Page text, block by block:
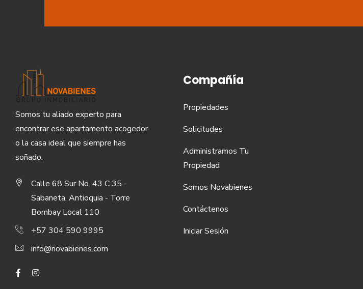
Somos tu aliado experto para
encontrar ese apartamento acogedor
o la casa ideal que siempre has
soñado.
Calle 68 Sur No. 43 C 35 -
Sabaneta, Antioquia - Torre
Bombay Local 110
+57 304 590 9995
info@novabienes.com
Compañía
Propiedades
Solicitudes
Administramos Tu
Propiedad
Somos Novabienes
Contáctenos
Iniciar Sesión